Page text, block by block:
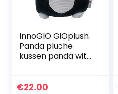
InnoGIO GIOplush
Panda pluche
kussen panda wit
zacht en veilig
€22.00